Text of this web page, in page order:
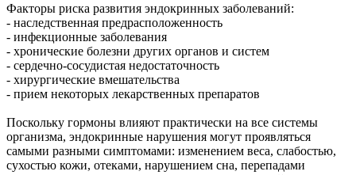
Факторы риска развития эндокринных заболеваний:
- наследственная предрасположенность
- инфекционные заболевания
- хронические болезни других органов и систем
- сердечно-сосудистая недостаточность
- хирургические вмешательства
- прием некоторых лекарственных препаратов
Поскольку гормоны влияют практически на все системы
организма, эндокринные нарушения могут проявляться
самыми разными симптомами: изменением веса, слабостью,
сухостью кожи, отеками, нарушением сна, перепадами